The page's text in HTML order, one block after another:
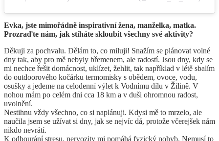
Evka, jste mimořádně inspirativní žena, manželka, matka.
Prozraďte nám, jak stíháte skloubit všechny své aktivity?
Děkuji za pochvalu. Dělám to, co miluji! Snažím se plánovat volné
dny tak, aby pro mě nebyly břemenem, ale radostí. Jsou dny, kdy se
mi nechce řešit domácnost, uklízet, žehlit, tak například v létě sbalím
do outdoorového kočárku termomisky s obědem, ovoce, vodu,
osušky a jedeme na celodenní výlet k Vodnímu dílu v Žilině. V
nohou mám po celém dni cca 18 km a v duši ohromnou radost,
uvolnění.
Nestihnu vždy všechno, co si naplánuji. Kdysi mě to mrzelo, ale
naučila jsem se užívat si dny, jak se nejvíc dá, protože včerejšek nám
nikdo nevrátí.
K odbourání stresu, nervozity mi pomáhá fyzický pohyb. Nemusí to